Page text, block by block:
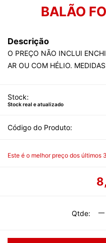
BALÃO
Descrição
O PREÇO NÃO INCLUI
AR OU COM HÉLIO.
Stock:
Stock real e atualizado
Código do Produto:
Este é o melhor preço dos últimos
Qtde: